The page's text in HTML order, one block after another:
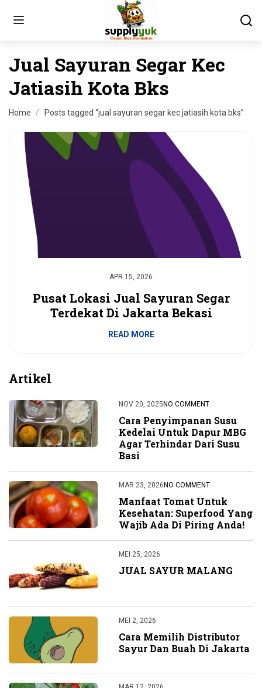
Jual Sayuran Segar Kec
Jatiasih Kota Bks
Home Posts tagged “jual sayuran segar kec jatiasih kota bks”
APR 15, 2026
Pusat Lokasi Jual Sayuran Segar
Terdekat Di Jakarta Bekasi
READ MORE
Artikel
NOV 20, 2025 NO COMMENT
Cara Penyimpanan Susu
Kedelai Untuk Dapur MBG
Agar Terhindar Dari Susu
Basi
MAR 23, 2026 NO COMMENT
Manfaat Tomat Untuk
Kesehatan: Superfood Yang
Wajib Ada Di Piring Anda!
MEI 25, 2026
JUAL SAYUR MALANG
MEI 2, 2026
Cara Memilih Distributor
Sayur Dan Buah Di Jakarta